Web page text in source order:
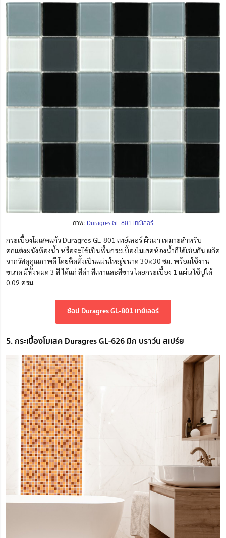
ภาพ: Duragres GL-801 เทย์เลอร์
กระเบื้องโมเสคแก้ว Duragres GL-801 เทย์เลอร์ ผิวเงา เหมาะสำหรับ
ตกแต่งผนังห้องน้ำ หรือจะใช้เป็นพื้นกระเบื้องโมเสคห้องน้ำก็ได้เช่นกัน ผลิต
จากวัสดุคุณภาพดี โดยติดตั้งเป็นแผ่นใหญ่ขนาด 30×30 ซม. พร้อมใช้งาน
ขนาด มีทั้งหมด 3 สี ได้แก่ สีดำ สีเทาและสีขาว โดยกระเบื้อง 1 แผ่น ใช้ปูได้
0.09 ตรม.
ช้อป Duragres GL-801 เทย์เลอร์
5. กระเบื้องโมเสค Duragres GL-626 มิก บราว์น สเปร์ย